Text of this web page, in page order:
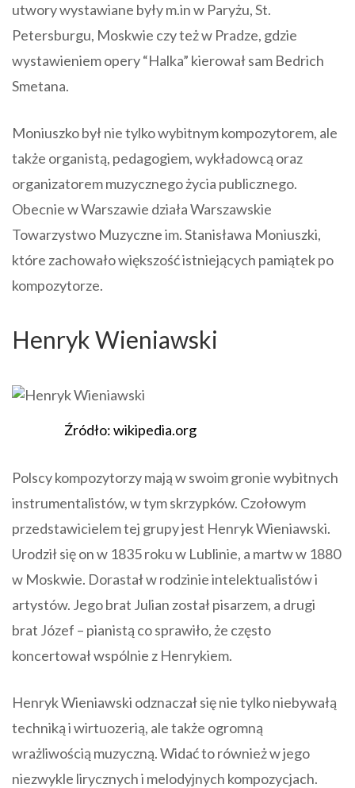
utwory wystawiane były m.in w Paryżu, St.
Petersburgu, Moskwie czy też w Pradze, gdzie
wystawieniem opery “Halka” kierował sam Bedrich
Smetana.
Moniuszko był nie tylko wybitnym kompozytorem, ale
także organistą, pedagogiem, wykładowcą oraz
organizatorem muzycznego życia publicznego.
Obecnie w Warszawie działa Warszawskie
Towarzystwo Muzyczne im. Stanisława Moniuszki,
które zachowało większość istniejących pamiątek po
kompozytorze.
Henryk Wieniawski
Źródło: wikipedia.org
Polscy kompozytorzy mają w swoim gronie wybitnych
instrumentalistów, w tym skrzypków. Czołowym
przedstawicielem tej grupy jest Henryk Wieniawski.
Urodził się on w 1835 roku w Lublinie, a martw w 1880
w Moskwie. Dorastał w rodzinie intelektualistów i
artystów. Jego brat Julian został pisarzem, a drugi
brat Józef – pianistą co sprawiło, że często
koncertował wspólnie z Henrykiem.
Henryk Wieniawski odznaczał się nie tylko niebywałą
techniką i wirtuozerią, ale także ogromną
wrażliwością muzyczną. Widać to również w jego
niezwykle lirycznych i melodyjnych kompozycjach.